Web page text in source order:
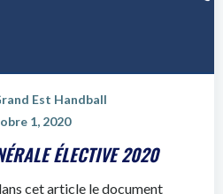
Est Handball
1, 2020
ÉLECTIVE 2020
cet article le document